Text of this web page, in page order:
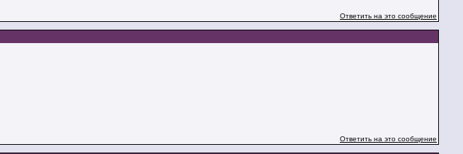
Ответить на это сообщение
Ответить на это сообщение